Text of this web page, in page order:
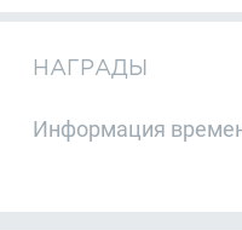
НАГРАДЫ
Информация